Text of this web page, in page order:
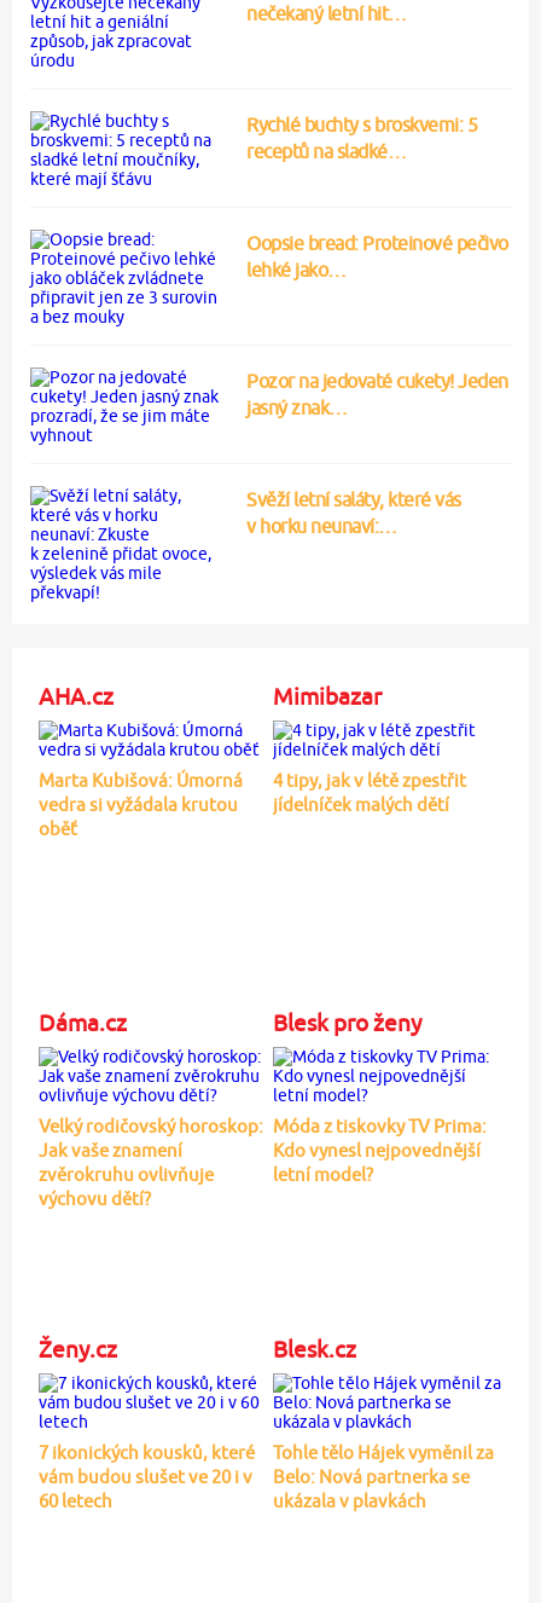
nečekaný letní hit…
Rychlé buchty s broskvemi: 5
receptů na sladké…
Oopsie bread: Proteinové pečivo
lehké jako…
Pozor na jedovaté cukety! Jeden
jasný znak…
Svěží letní saláty, které vás
v horku neunaví:…
AHA.cz
Marta Kubišová: Úmorná
vedra si vyžádala krutou
oběť
Mimibazar
4 tipy, jak v létě zpestřit
jídelníček malých dětí
Dáma.cz
Velký rodičovský horoskop:
Jak vaše znamení
zvěrokruhu ovlivňuje
výchovu dětí?
Blesk pro ženy
Móda z tiskovky TV Prima:
Kdo vynesl nejpovednější
letní model?
Ženy.cz
7 ikonických kousků, které
vám budou slušet ve 20 i v
60 letech
Blesk.cz
Tohle tělo Hájek vyměnil za
Belo: Nová partnerka se
ukázala v plavkách